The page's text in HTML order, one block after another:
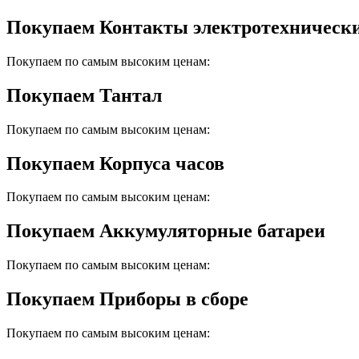
Покупаем Контакты
Покупаем по самым высоким ценам:
Покупаем Тантал
Покупаем по самым высоким ценам:
Покупаем Корпуса часов
Покупаем по самым высоким ценам:
Покупаем Аккумуляторные батареи
Покупаем по самым высоким ценам:
Покупаем Приборы в сборе
Покупаем по самым высоким ценам: